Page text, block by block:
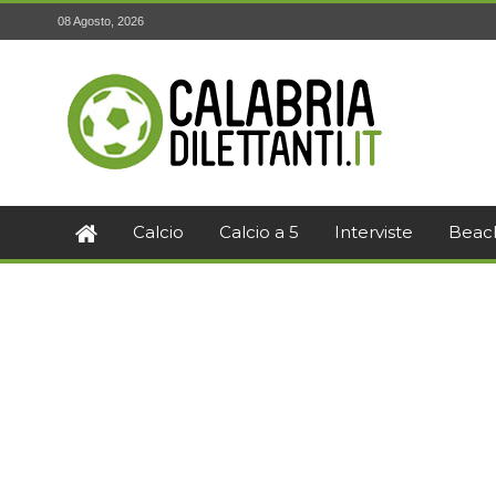
08 Agosto, 2026
Calcio Calcio a 5 Interviste